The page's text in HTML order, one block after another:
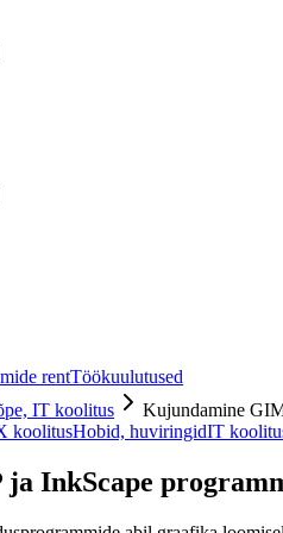
rentTöökuulutused
IT koolitus
Kujundamine
koolitusHobid, huviringidIT
InkScape